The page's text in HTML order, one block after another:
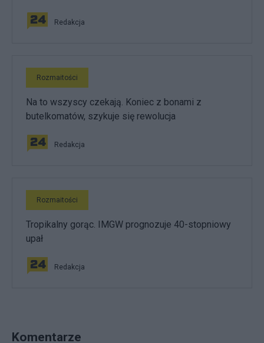
Redakcja
Rozmaitości
Na to wszyscy czekają. Koniec z bonami z
butelkomatów, szykuje się rewolucja
Redakcja
Rozmaitości
Tropikalny gorąc. IMGW prognozuje 40-stopniowy
upał
Redakcja
Komentarze